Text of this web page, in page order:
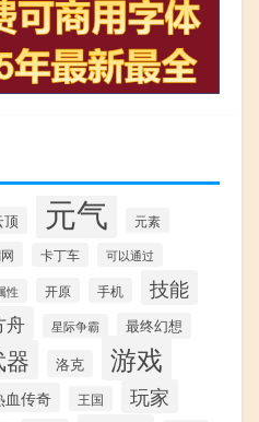
顶 元气 元素
卡丁车 可以通过
性 开原 手机 技能
舟 星际争霸 最终幻想
洛克 游戏
血传奇 王国 玩家